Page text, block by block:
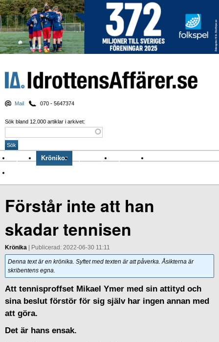
Mail 070 - 5647374
Sök bland 12.000 artiklar i arkivet:
Nyheter Krönikor Sport & spel Nyhetsbrev
Förstår inte att han
skadar tennisen
Krönika | Publicerad: 2022-06-30 11:11
Denna text är en krönika. Syftet med texten är att påverka. Åsikterna är
skribentens egna.
Att tennisproffset Mikael Ymer med sin attityd och
sina beslut förstör för sig själv har ingen annan med
att göra.
Det är hans ensak.